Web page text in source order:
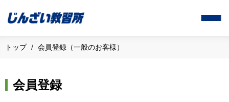
トップ 会員登録（一般のお客様）
会員登録